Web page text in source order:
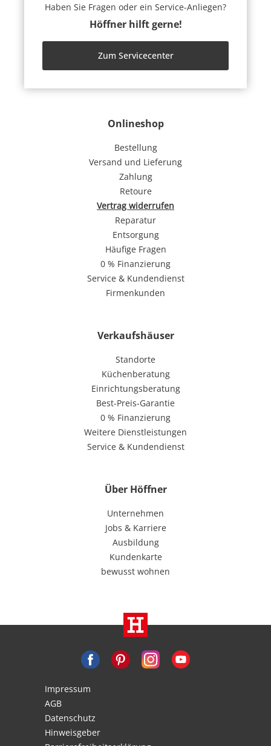
Onlineshop
Bestellung
Versand und Lieferung
Zahlung
Retoure
Vertrag widerrufen
Reparatur
Entsorgung
Häufige Fragen
0 % Finanzierung
Service & Kundendienst
Firmenkunden
Verkaufshäuser
Standorte
Küchenberatung
Einrichtungsberatung
Best-Preis-Garantie
0 % Finanzierung
Weitere Dienstleistungen
Service & Kundendienst
Über Höffner
Unternehmen
Jobs & Karriere
Ausbildung
Kundenkarte
bewusst wohnen
Haben Sie Fragen oder ein Service-Anliegen?
Höffner hilft gerne!
Zum Servicecenter
Impressum
AGB
Datenschutz
Hinweisgeber